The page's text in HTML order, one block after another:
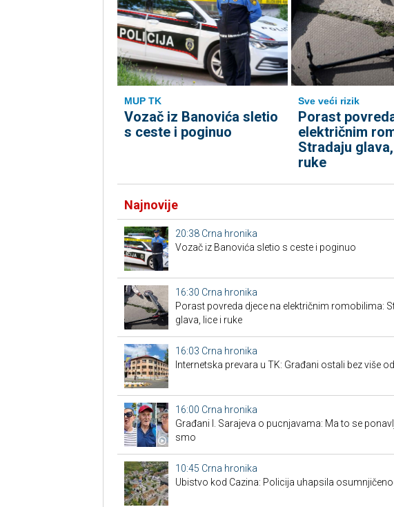
MUP TK
Vozač iz Banovića sletio
s ceste i poginuo
Sve veći rizik
Porast
električnim
Stradaju
ruke
Najnovije
20:38 Crna hronika
Vozač iz Banovića sletio s ceste i poginuo
16:30 Crna hronika
Porast povreda djece na električnim romobilima:
glava, lice i ruke
16:03 Crna hronika
Internetska prevara u TK: Građani ostali bez više
16:00 Crna hronika
Građani I. Sarajeva o pucnjavama: Ma to se
smo
10:45 Crna hronika
Ubistvo kod Cazina: Policija uhapsila